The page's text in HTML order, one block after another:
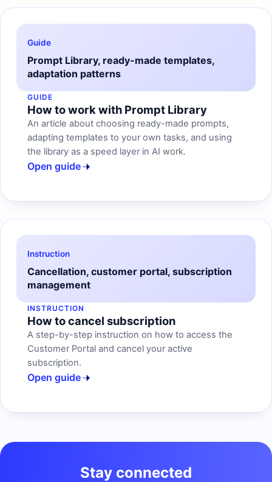
Guide
Prompt Library, ready-made templates,
adaptation patterns
GUIDE
How to work with Prompt Library
An article about choosing ready-made prompts,
adapting templates to your own tasks, and using
the library as a speed layer in AI work.
Open guide
Instruction
Cancellation, customer portal, subscription
management
INSTRUCTION
How to cancel subscription
A step-by-step instruction on how to access the
Customer Portal and cancel your active
subscription.
Open guide
Stay connected